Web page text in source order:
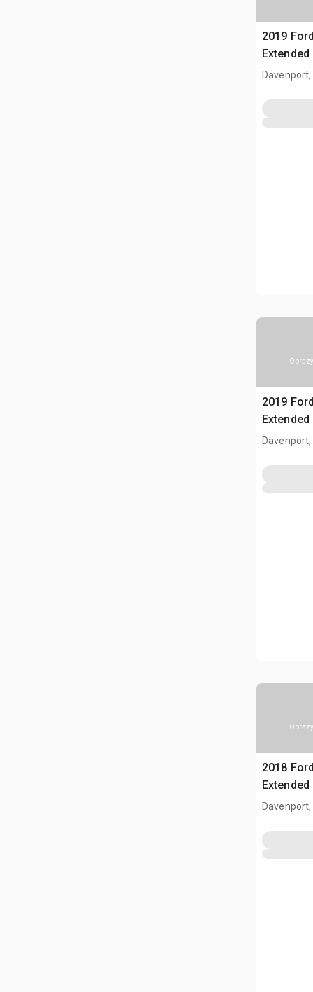
2019
Davenport,
2019
Davenport,
2018
Davenport,